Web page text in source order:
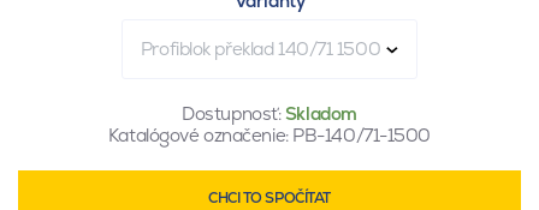
Profiblok překlad 140/71 1500
Dostupnosť:Skladom
Katalógové označenie: PB-140/71-1500
CHCI TO SPOČÍTAT